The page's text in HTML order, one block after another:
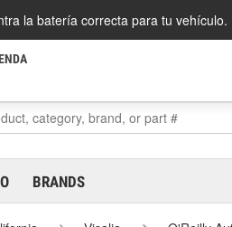
la batería correcta para tu vehículo.
BRANDS